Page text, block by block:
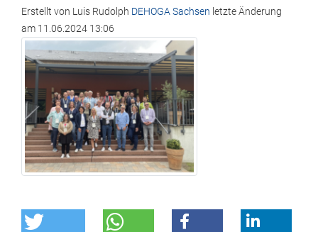
Erstellt von Luis Rudolph DEHOGA Sachsen letzte Änderung
am 11.06.2024 13:06